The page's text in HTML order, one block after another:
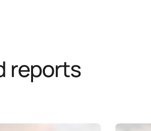
reports